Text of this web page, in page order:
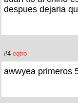
despues dejaria
#4 eqtro
awwyea primeros